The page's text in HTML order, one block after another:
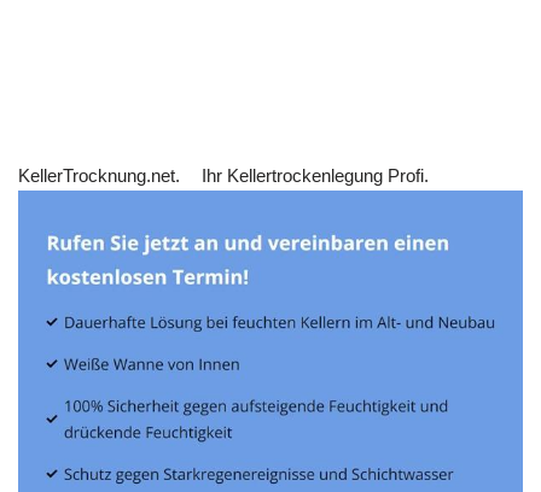
KellerTrocknung.net. Ihr Kellertrockenlegung Profi.